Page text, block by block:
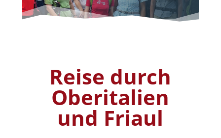
Reise durch
Oberitalien
und Friaul